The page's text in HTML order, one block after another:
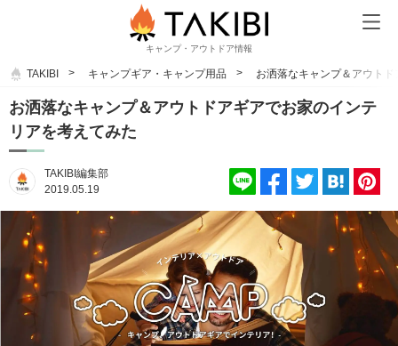
キャンプ・アウトドア情報
TAKIBI キャンプギア・キャンプ用品 お洒落なキャンプ＆アウト
お洒落なキャンプ＆アウトドアギアでお家のインテ
リアを考えてみた
TAKIBI編集部
2019.05.19